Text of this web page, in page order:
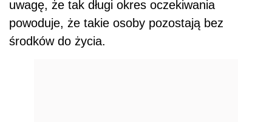
uwagę, że tak długi okres oczekiwania
powoduje, że takie osoby pozostają bez
środków do życia.